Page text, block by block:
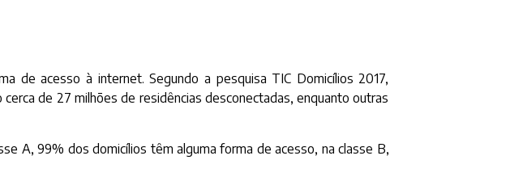
de acesso à internet. Segundo a pesquisa TIC Domicílios 2017,
de 27 milhões de residências desconectadas, enquanto outras
A, 99% dos domicílios têm alguma forma de acesso, na classe B,